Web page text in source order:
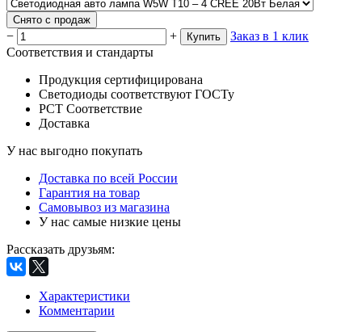
Снято с продаж
− + Купить
Заказ в 1 клик
Соответствия и стандарты
Продукция сертифицирована
Светодиоды соответствуют ГОСТу
РСТ Соответствие
Доставка
У нас выгодно покупать
Доставка по всей России
Гарантия на товар
Самовывоз из магазина
У нас самые низкие цены
Рассказать друзьям:
Характеристики
Комментарии